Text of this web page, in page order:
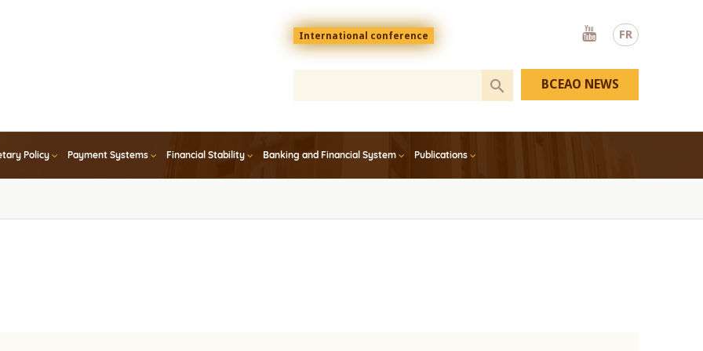
FR
Menu
top
En
International conference
Youtube
Policy Payment Systems Financial Stability Banking and Financial System Publications
BCEAO NEWS